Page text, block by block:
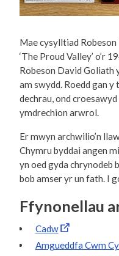
Mae cysylltiad Robeson
‘The Proud Valley’ o’r
Robeson David Goliath
am swydd. Roedd gan
dechrau, ond
ymdrechion arwrol.
Er mwyn archwilio’n
Chymru byddai angen
yn oed gyda chrynodeb
bob amser yr un fath. I
Ffynonellau
Cadw
Amgueddfa Cwm